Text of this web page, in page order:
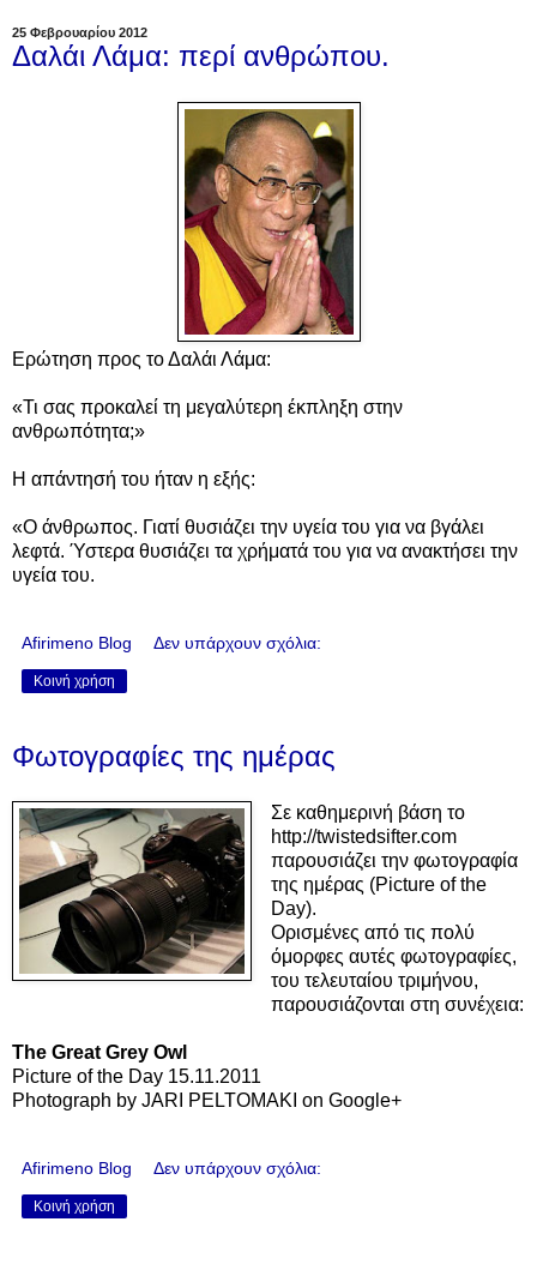
25 Φεβρουαρίου 2012
Δαλάι Λάμα: περί ανθρώπου.
Ερώτηση προς το Δαλάι Λάμα:
«Τι σας προκαλεί τη μεγαλύτερη έκπληξη στην
ανθρωπότητα;»
Η απάντησή του ήταν η εξής:
«Ο άνθρωπος. Γιατί θυσιάζει την υγεία του για να βγάλει
λεφτά. Ύστερα θυσιάζει τα χρήματά του για να ανακτήσει την
υγεία του.
Afirimeno Blog Δεν υπάρχουν σχόλια:
Κοινή χρήση
Φωτογραφίες της ημέρας
Σε καθημερινή βάση το
http://twistedsifter.com
παρουσιάζει την φωτογραφία
της ημέρας (Picture of the
Day).
Ορισμένες από τις πολύ
όμορφες αυτές φωτογραφίες,
του τελευταίου τριμήνου,
παρουσιάζονται στη συνέχεια:
The Great Grey Owl
Picture of the Day 15.11.2011
Photograph by JARI PELTOMAKI on Google+
Afirimeno Blog Δεν υπάρχουν σχόλια:
Κοινή χρήση